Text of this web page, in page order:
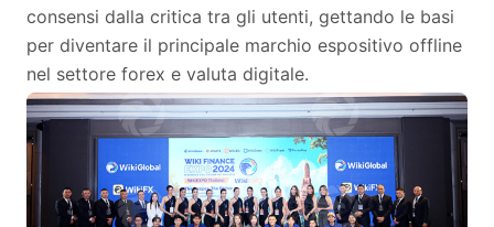
consensi dalla critica tra gli utenti, gettando le basi
per diventare il principale marchio espositivo offline
nel settore forex e valuta digitale.